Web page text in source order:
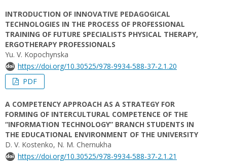
INTRODUCTION OF INNOVATIVE PEDAGOGICAL
TECHNOLOGIES IN THE PROCESS OF PROFESSIONAL
TRAINING OF FUTURE SPECIALISTS PHYSICAL THERAPY,
ERGOTHERAPY PROFESSIONALS
Yu. V. Kopochynska
https://doi.org/10.30525/978-9934-588-37-2.1.20
PDF
A COMPETENСY APPROACH AS A STRATEGY FOR
FORMING OF INTERCULTURAL COMPETENCE OF THE
“INFORMATION TECHNOLOGY” BRANCH STUDENTS IN
THE EDUCATIONAL ENVIRONMENT OF THE UNIVERSITY
D. V. Kostenko, N. M. Chernukha
https://doi.org/10.30525/978-9934-588-37-2.1.21